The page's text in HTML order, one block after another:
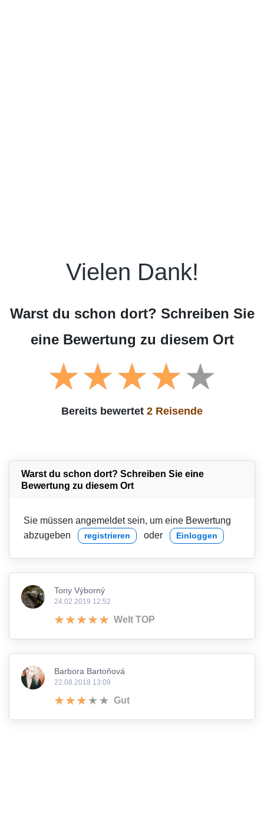
Vielen Dank!
Warst du schon dort? Schreiben Sie
eine Bewertung zu diesem Ort
Bereits bewertet 2 Reisende
Warst du schon dort? Schreiben Sie eine
Bewertung zu diesem Ort
Sie müssen angemeldet sein, um eine Bewertung
abzugeben
registrieren oder Einloggen
Tony Výborný
24.02.2019 12:52
Welt TOP
Barbora Bartoňová
22.08.2018 13:09
Gut